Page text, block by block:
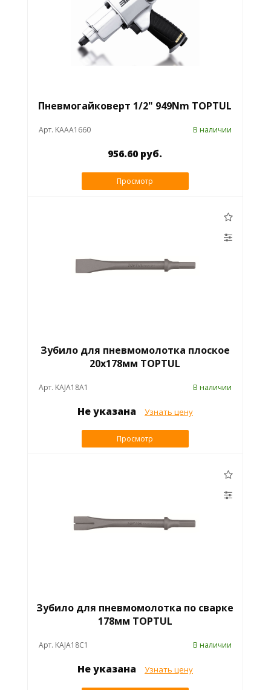
Пневмогайковерт 1/2" 949Nm TOPTUL
Арт. KAAA1660 В наличии
956.60 руб.
Просмотр
Зубило для пневмомолотка плоское
20х178мм TOPTUL
Арт. KAJA18A1 В наличии
Не указана Узнать цену
Просмотр
Зубило для пневмомолотка по сварке
178мм TOPTUL
Арт. KAJA18C1 В наличии
Не указана Узнать цену